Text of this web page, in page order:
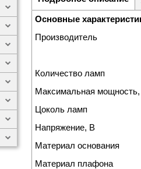
Основные
Производитель
Количество ламп
Максимальная
Цоколь ламп
Напряжение, В
Материал основания
Материал плафона